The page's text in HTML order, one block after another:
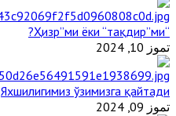
“Ҳизр”ми ёки “тақдир”ми?
تموز 10, 2024
Яхшилигимиз ўзимизга қайтади
تموز 09, 2024